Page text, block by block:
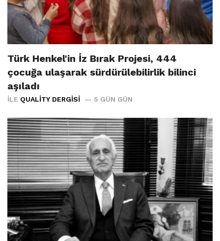
Türk Henkel'in İz Bırak Projesi, 444
çocuğa ulaşarak sürdürülebilirlik bilinci
aşıladı
İLE QUALITY DERGISI 5 GÜN GÜN